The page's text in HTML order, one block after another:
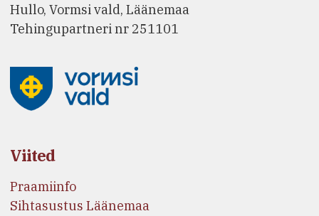
Hullo, Vormsi vald, Läänemaa
Tehingupartneri nr 251101
Viited
Praamiinfo
Sihtasustus Läänemaa